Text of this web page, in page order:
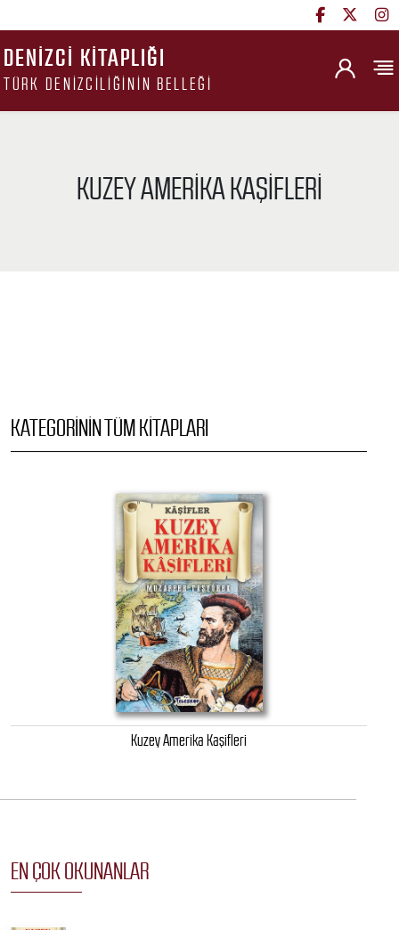
DENIZCI KITAPLIĞI
TÜRK DENIZCILIĞININ BELLEĞI
KUZEY AMERIKA KAŞIFLERI
KATEGORININ TÜM KITAPLARI
Kuzey Amerika Kaşifleri
EN ÇOK OKUNANLAR